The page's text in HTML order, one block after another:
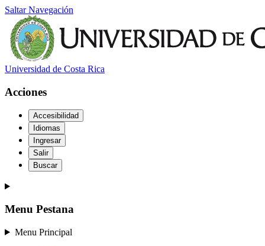
Saltar Navegación
Universidad de Costa Rica
Acciones
Accesibilidad
Idiomas
Ingresar
Salir
Buscar
Menu Pestana
Menu Principal